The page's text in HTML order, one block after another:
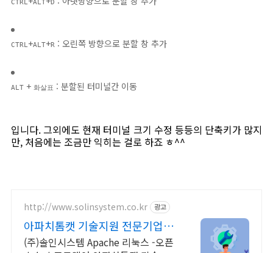
CTRL +ALT+R : 오린쪽 방향으로 분할 창 추가
ALT + 화살표 : 분할된 터미널간 이동
입니다. 그외에도 현재 터미널 크기 수정 등등의 단축키가 많지
만, 처음에는 조금만 익히는 걸로 하죠 ㅎ^^
http://www.solinsystem.co.kr 광고
아파치톰캣 기술지원 전문기업
20년이상 기술지원 노하우
(주)솔인시스템 Apache 리눅스 -오픈